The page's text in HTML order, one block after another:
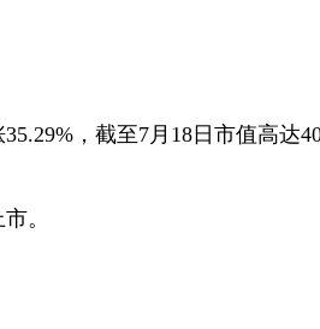
，截至7月18日市值高达
。